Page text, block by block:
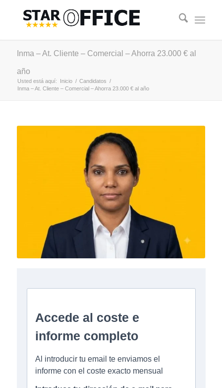
Inma – At. Cliente – Comercial – Ahorra 23.000 € al
año
Usted está aquí: Inicio / Candidatos /
Inma – At. Cliente – Comercial – Ahorra 23.000 € al año